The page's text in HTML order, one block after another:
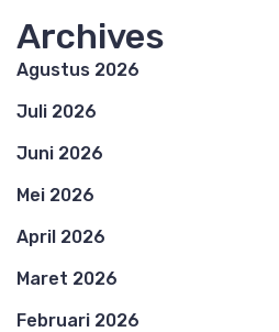
Archives
Agustus 2026
Juli 2026
Juni 2026
Mei 2026
April 2026
Maret 2026
Februari 2026